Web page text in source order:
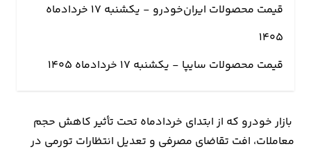
اقتصاد
ایران
ارتباطات
عمومی
قیمت محصولات ایران‌خودرو - یکشنبه ۱۷ خردادماه
۱۴۰۵
قیمت محصولات سایپا - یکشنبه ۱۷ خردادماه ۱۴۰۵
بازار خودرو که از ابتدای خردادماه تحت تأثیر کاهش حجم
معاملات، افت تقاضای مصرفی و تعدیل انتظارات تورمی در